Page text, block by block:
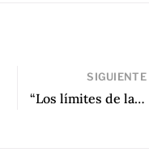
SIGUIENTE
“Los límites de la invención y el Discurso de Caracas de Roberto Bolaño” de Pedro Plaza Salvati